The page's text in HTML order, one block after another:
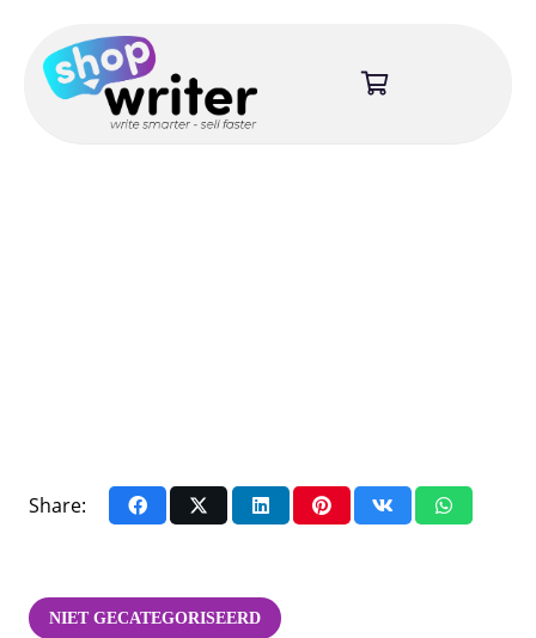
Share:
NIET GECATEGORISEERD